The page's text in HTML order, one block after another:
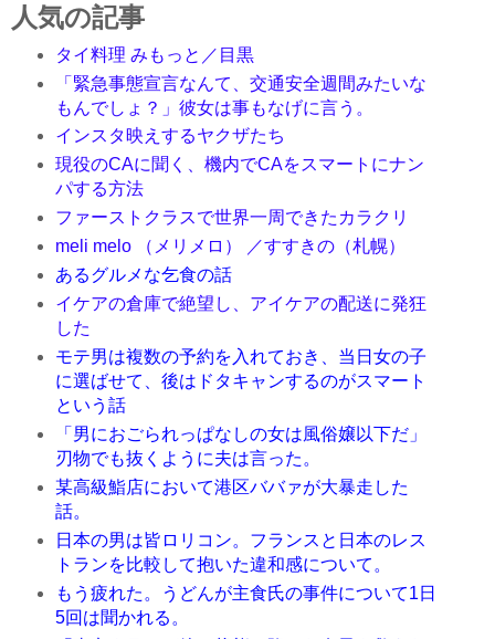
人気の記事
タイ料理 みもっと／目黒
「緊急事態宣言なんて、交通安全週間みたいな
もんでしょ？」彼女は事もなげに言う。
インスタ映えするヤクザたち
現役のCAに聞く、機内でCAをスマートにナン
パする方法
ファーストクラスで世界一周できたカラクリ
meli melo （メリメロ） ／すすきの（札幌）
あるグルメな乞食の話
イケアの倉庫で絶望し、アイケアの配送に発狂
した
モテ男は複数の予約を入れておき、当日女の子
に選ばせて、後はドタキャンするのがスマート
という話
「男におごられっぱなしの女は風俗嬢以下だ」
刃物でも抜くように夫は言った。
某高級鮨店において港区ババァが大暴走した
話。
日本の男は皆ロリコン。フランスと日本のレス
トランを比較して抱いた違和感について。
もう疲れた。うどんが主食氏の事件について1日
5回は聞かれる。